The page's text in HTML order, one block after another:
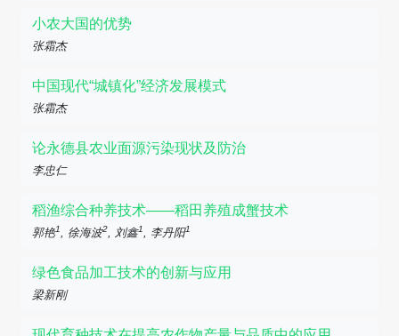
小农大国的优势
张霜杰
中国现代“城镇化”经济发展模式
张霜杰
论永德县农业面源污染现状及防治
李忠仁
稻渔综合种养技术——稻田养殖成蟹技术
郭艳1, 徐海波2, 刘鑫1, 李丹阳1
绿色食品加工技术的创新与应用
梁新刚